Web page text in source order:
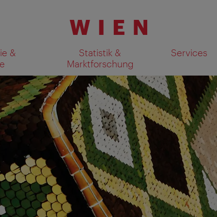
&
Statistik &
Marktforschung
Services
Suchergebnisse auf Karte